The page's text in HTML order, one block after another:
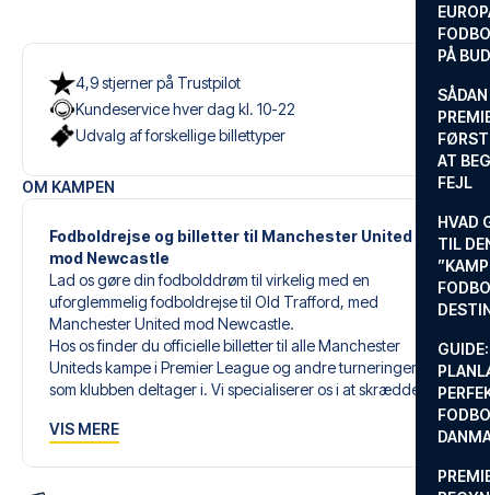
PÅ
AT
FEJL
HVAD
TIL
4,9 stjerner på Trustpilot
Kundeservice hver dag kl. 10-22
Udvalg af forskellige billettyper
OM KAMPEN
Fodboldrejse og billetter til Manchester United
mod Newcastle
Lad os gøre din fodbolddrøm til virkelig med en
uforglemmelig fodboldrejse til Old Trafford, med
Manchester United mod Newcastle.
Hos os finder du officielle billetter til alle Manchester
Uniteds kampe i Premier League og andre turneringer,
som klubben deltager i. Vi specialiserer os i at skræddersy
ønsker og behov.
VIS MERE